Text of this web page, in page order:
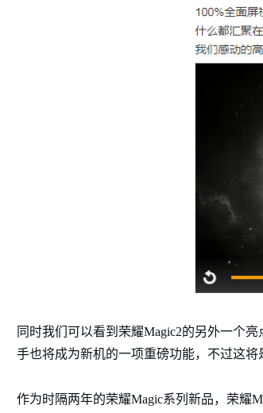
同时我们可以看到荣耀Magic2的另外一个
手也将成为新机的一项重磅功能，不过这
作为时隔两年的荣耀Magic系列新品，荣耀